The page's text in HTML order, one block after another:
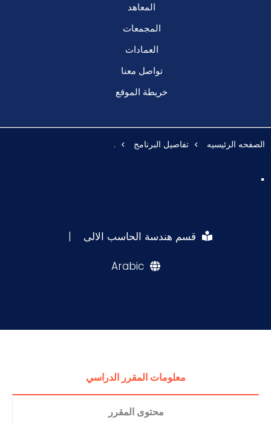
المعاهد
المجمعات
العمادات
تواصل معنا
خريطة الموقع
الصفحه الرئيسيه تفاصيل البرنامج .
.
قسم هندسة الحاسب الالى |
Arabic
معلومات المقرر الدراسي
محتوى المقرر